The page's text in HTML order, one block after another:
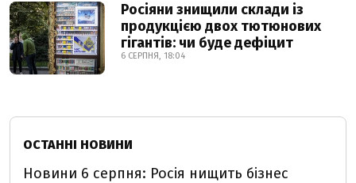
Росіяни знищили склади із
продукцією двох тютюнових
гігантів: чи буде дефіцит
6 СЕРПНЯ, 18:04
ОСТАННІ НОВИНИ
Новини 6 серпня: Росія нищить бізнес